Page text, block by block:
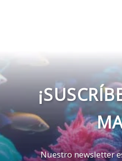
Nuestro newsletter